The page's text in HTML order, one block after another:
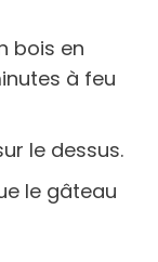
bois en
à feu
le dessus.
le gâteau